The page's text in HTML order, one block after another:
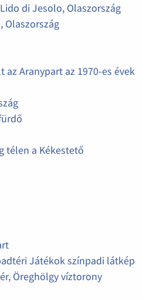
di Jesolo, Olaszország
Olaszország
Aranypart az 1970-es évek
télen a Kékestető
Játékok színpadi látkép
Öreghölgy víztorony